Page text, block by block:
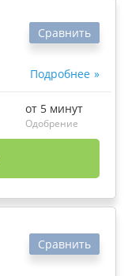
Подробнее
Сравнить
от 5 минут
Одобрение
Сравнить